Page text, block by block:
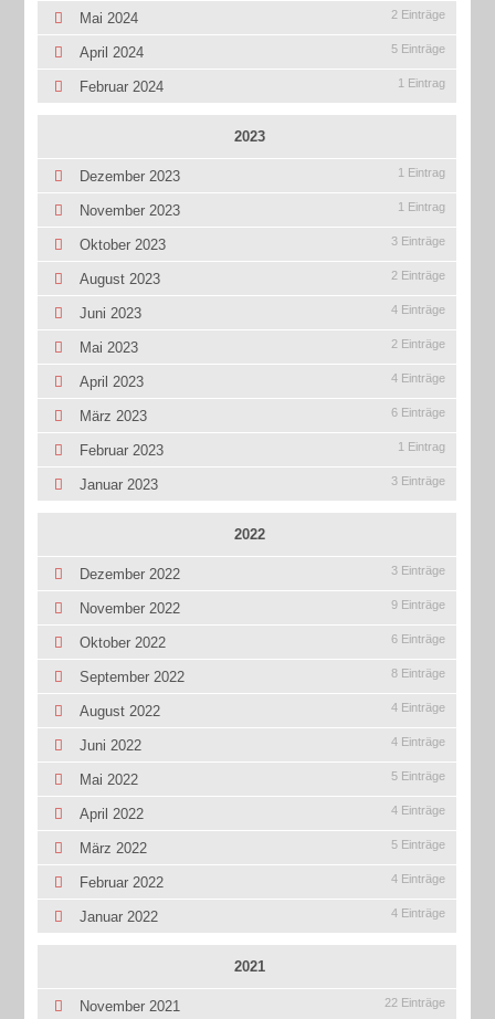
Mai 2024 2 Einträge
April 2024 5 Einträge
Februar 2024 1 Eintrag
2023
Dezember 2023 1 Eintrag
November 2023 1 Eintrag
Oktober 2023 3 Einträge
August 2023 2 Einträge
Juni 2023 4 Einträge
Mai 2023 2 Einträge
April 2023 4 Einträge
März 2023 6 Einträge
Februar 2023 1 Eintrag
Januar 2023 3 Einträge
2022
Dezember 2022 3 Einträge
November 2022 9 Einträge
Oktober 2022 6 Einträge
September 2022 8 Einträge
August 2022 4 Einträge
Juni 2022 4 Einträge
Mai 2022 5 Einträge
April 2022 4 Einträge
März 2022 5 Einträge
Februar 2022 4 Einträge
Januar 2022 4 Einträge
2021
November 2021 22 Einträge